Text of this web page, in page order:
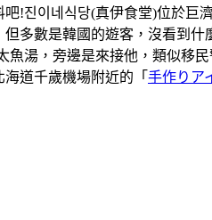
!진이네식당(真伊食堂)位於
多數是韓國的遊客，沒看到
湯，旁邊是來接他，類似移
道千歲機場附近的「 手作りア